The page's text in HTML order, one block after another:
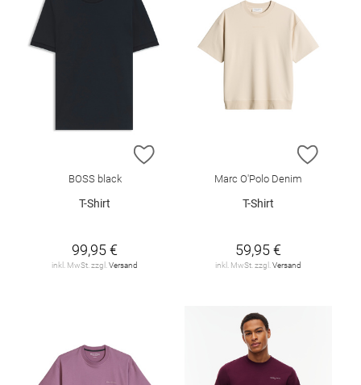
ZUR WUNSCHLISTE HINZUFÜGEN
BOSS black
T-Shirt
99,95 €
inkl. MwSt. zzgl. Versand
ZUR
Marc O'Polo Denim
T-Shirt
59,95 €
inkl. MwSt. zzgl. Versand